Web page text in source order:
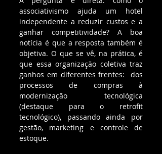
associativismo ajuda um hotel
independente a reduzir custos e a
ganhar competitividade? A boa
notícia é que a resposta também é
objetiva. O que se vê, na prática, é
que essa organização coletiva traz
ganhos em diferentes frentes:  dos
processos de compras à
modernização tecnológica
(destaque para o retrofit
tecnológico), passando ainda por
gestão, marketing e controle de
estoque.